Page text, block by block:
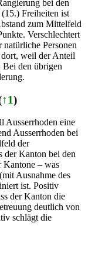
bei den
Freiheiten ist
zum Mittelfeld
Verschlechtert
Personen
weil der Anteil
Bei den übrigen
↑1)
Ausserrhoden eine
Ausserrhoden bei
der
der Kanton bei den
Kantone – was
Ausnahme des
ist. Positiv
der Kanton die
deutlich von
schlägt die